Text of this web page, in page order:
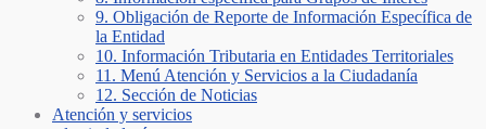
9. Obligación de Reporte de Información Específica de
la Entidad
10. Información Tributaria en Entidades Territoriales
11. Menú Atención y Servicios a la Ciudadanía
12. Sección de Noticias
Atención y servicios